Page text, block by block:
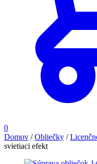
0
Domov /Obliečky /
svietiaci efekt